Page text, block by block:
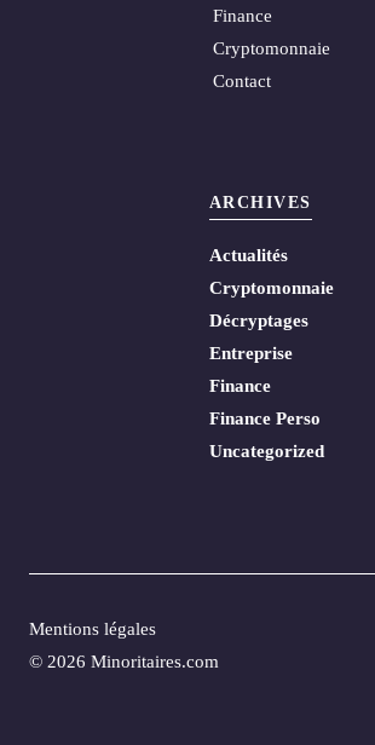
Finance
Cryptomonnaie
Contact
ARCHIVES
Actualités
Cryptomonnaie
Décryptages
Entreprise
Finance
Finance Perso
Uncategorized
© 2026 Minoritaires.com
Mentions légales